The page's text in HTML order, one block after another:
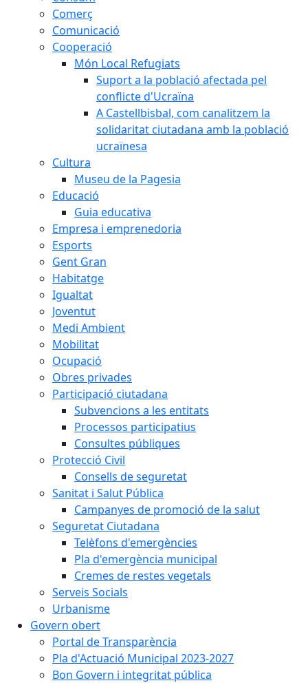
Comerç
Comunicació
Cooperació
Món Local Refugiats
Suport a la població afectada pel
conflicte d'Ucraïna
A Castellbisbal, com canalitzem la
solidaritat ciutadana amb la població
ucraïnesa
Cultura
Museu de la Pagesia
Educació
Guia educativa
Empresa i emprenedoria
Esports
Gent Gran
Habitatge
Igualtat
Joventut
Medi Ambient
Mobilitat
Ocupació
Obres privades
Participació ciutadana
Subvencions a les entitats
Processos participatius
Consultes públiques
Protecció Civil
Consells de seguretat
Sanitat i Salut Pública
Campanyes de promoció de la salut
Seguretat Ciutadana
Telèfons d'emergències
Pla d'emergència municipal
Cremes de restes vegetals
Serveis Socials
Urbanisme
Govern obert
Portal de Transparència
Pla d'Actuació Municipal 2023-2027
Bon Govern i integritat pública